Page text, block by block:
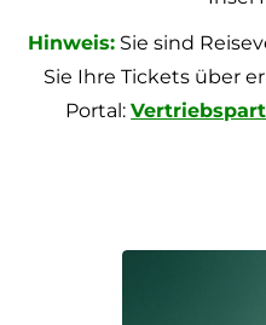
Hinweis: Sie sind
Sie Ihre Tickets über
Portal: